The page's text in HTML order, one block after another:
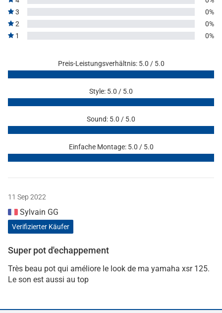
3
0%
2
0%
1
0%
Preis-Leistungsverhältnis: 5.0 / 5.0
Style: 5.0 / 5.0
Sound: 5.0 / 5.0
Einfache Montage: 5.0 / 5.0
11 Sep 2022
Sylvain GG
Verifizierter Käufer
Super pot d'echappement
Très beau pot qui améliore le look de ma yamaha xsr 125.
Le son est aussi au top